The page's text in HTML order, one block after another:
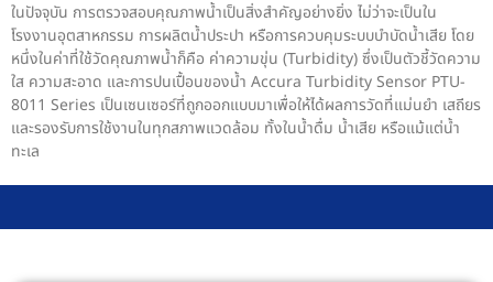
ในปัจจุบัน การตรวจสอบคุณภาพน้ำเป็นสิ่งสำคัญอย่างยิ่ง ไม่ว่าจะเป็นใน
โรงงานอุตสาหกรรม การผลิตน้ำประปา หรือการควบคุมระบบบำบัดน้ำเสีย โดย
หนึ่งในค่าที่ใช้วัดคุณภาพน้ำก็คือ ค่าความขุ่น (Turbidity) ซึ่งเป็นตัวชี้วัดความ
ใส ความสะอาด และการปนเปื้อนของน้ำ Accura Turbidity Sensor PTU-
8011 Series เป็นเซนเซอร์ที่ถูกออกแบบมาเพื่อให้ได้ผลการวัดที่แม่นยำ เสถียร
และรองรับการใช้งานในทุกสภาพแวดล้อม ทั้งในน้ำดื่ม น้ำเสีย หรือแม้แต่น้ำ
ทะเล